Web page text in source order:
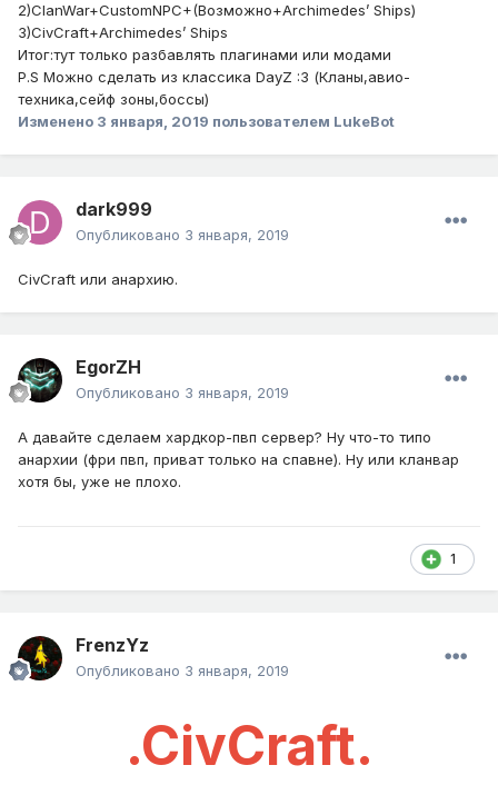
2)ClanWar+CustomNPC+(Возможно+Archimedes’ Ships)
3)CivCraft+Archimedes’ Ships
Итог:тут только разбавлять плагинами или модами
P.S Можно сделать из классика DayZ :3 (Кланы,авио-
техника,сейф зоны,боссы)
Изменено 3 января, 2019 пользователем LukeBot
dark999
Опубликовано 3 января, 2019
CivCraft или aнархию.
EgorZH
Опубликовано 3 января, 2019
А давайте сделаем хардкор-пвп сервер? Ну что-то типо
анархии (фри пвп, приват только на спавне). Ну или кланвар
хотя бы, уже не плохо.
1
FrenzYz
Опубликовано 3 января, 2019
.CivCraft.